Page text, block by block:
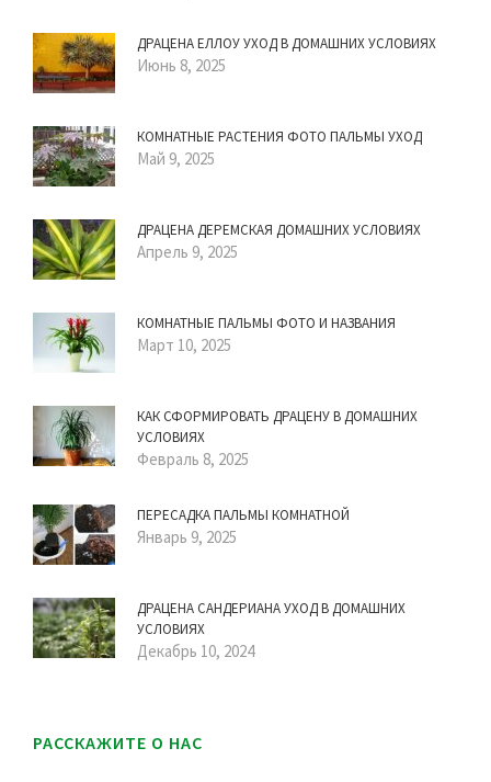
ДРАЦЕНА ЕЛЛОУ УХОД В ДОМАШНИХ УСЛОВИЯХ
Июнь 8, 2025
КОМНАТНЫЕ РАСТЕНИЯ ФОТО ПАЛЬМЫ УХОД
Май 9, 2025
ДРАЦЕНА ДЕРЕМСКАЯ ДОМАШНИХ УСЛОВИЯХ
Апрель 9, 2025
КОМНАТНЫЕ ПАЛЬМЫ ФОТО И НАЗВАНИЯ
Март 10, 2025
КАК СФОРМИРОВАТЬ ДРАЦЕНУ В ДОМАШНИХ
УСЛОВИЯХ
Февраль 8, 2025
ПЕРЕСАДКА ПАЛЬМЫ КОМНАТНОЙ
Январь 9, 2025
ДРАЦЕНА САНДЕРИАНА УХОД В ДОМАШНИХ
УСЛОВИЯХ
Декабрь 10, 2024
РАССКАЖИТЕ О НАС